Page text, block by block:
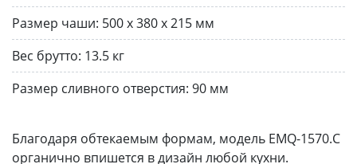
Размер чаши: 500 x 380 х 215 мм
Вес брутто: 13.5 кг
Размер сливного отверстия: 90 мм
Благодаря обтекаемым формам, модель EMQ-1570.С
органично впишется в дизайн любой кухни.